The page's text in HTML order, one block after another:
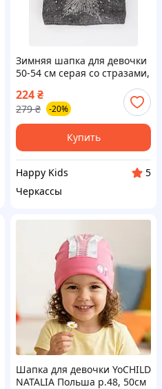
Зимняя шапка для девочки
50-54 см серая со стразами,
шапка на флисе для
девочки 7-11 лет
224₴
279 ₴ -20%
Купить
Happy Kids
5
Черкассы
Шапка для девочки YoCHILD
NATALIA Польша р.48, 50см